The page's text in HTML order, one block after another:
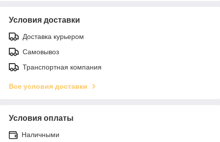
Условия доставки
Доставка курьером
Самовывоз
Транспортная компания
Все условия доставки
Условия оплаты
Наличными